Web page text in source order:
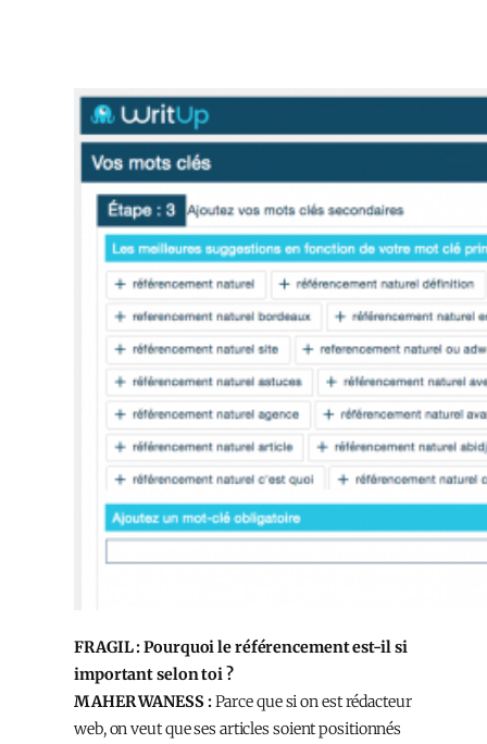
FRAGIL : Pourquoi le référencement est-il si
important selon toi ?
MAHER WANESS :Parce que si on est rédacteur
web, on veut que ses articles soient positionnés